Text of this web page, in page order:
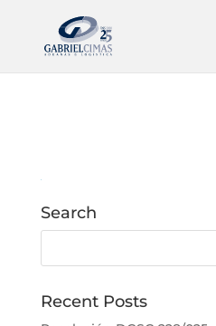
Search
Recent Posts